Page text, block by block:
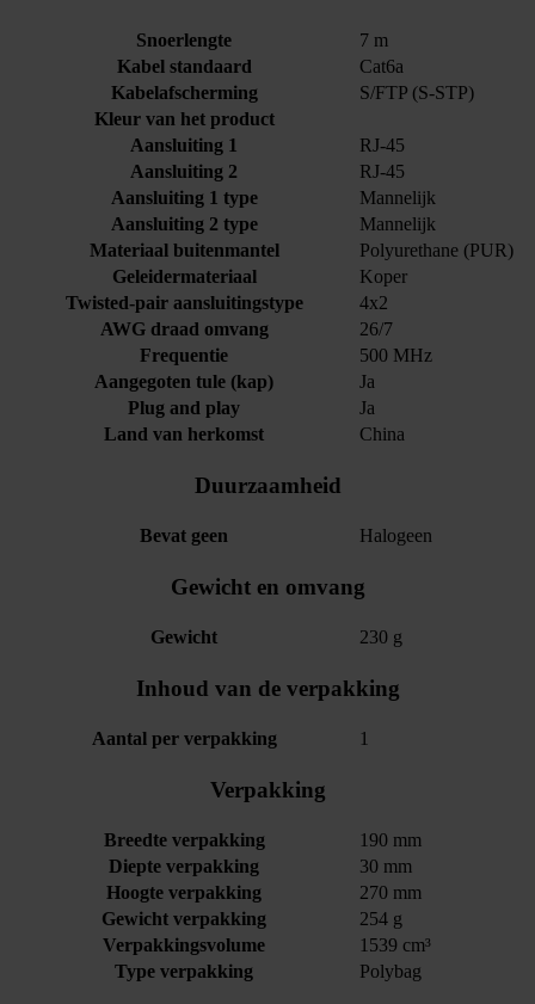
Snoerlengte
7 m
Kabel standaard
Cat6a
Kabelafscherming
S/FTP (S-STP)
Kleur van het product
Aansluiting 1
RJ-45
Aansluiting 2
RJ-45
Aansluiting 1 type
Mannelijk
Aansluiting 2 type
Mannelijk
Materiaal buitenmantel
Polyurethane (PUR)
Geleidermateriaal
Koper
Twisted-pair aansluitingstype
4x2
AWG draad omvang
26/7
Frequentie
500 MHz
Aangegoten tule (kap)
Ja
Plug and play
Ja
Land van herkomst
China
Duurzaamheid
Bevat geen Halogeen
Gewicht en omvang
Gewicht 230 g
Inhoud van de verpakking
Aantal per verpakking 1
Verpakking
Breedte verpakking
190 mm
Diepte verpakking
30 mm
Hoogte verpakking
270 mm
Gewicht verpakking
254 g
Verpakkingsvolume
1539 cm³
Type verpakking
Polybag